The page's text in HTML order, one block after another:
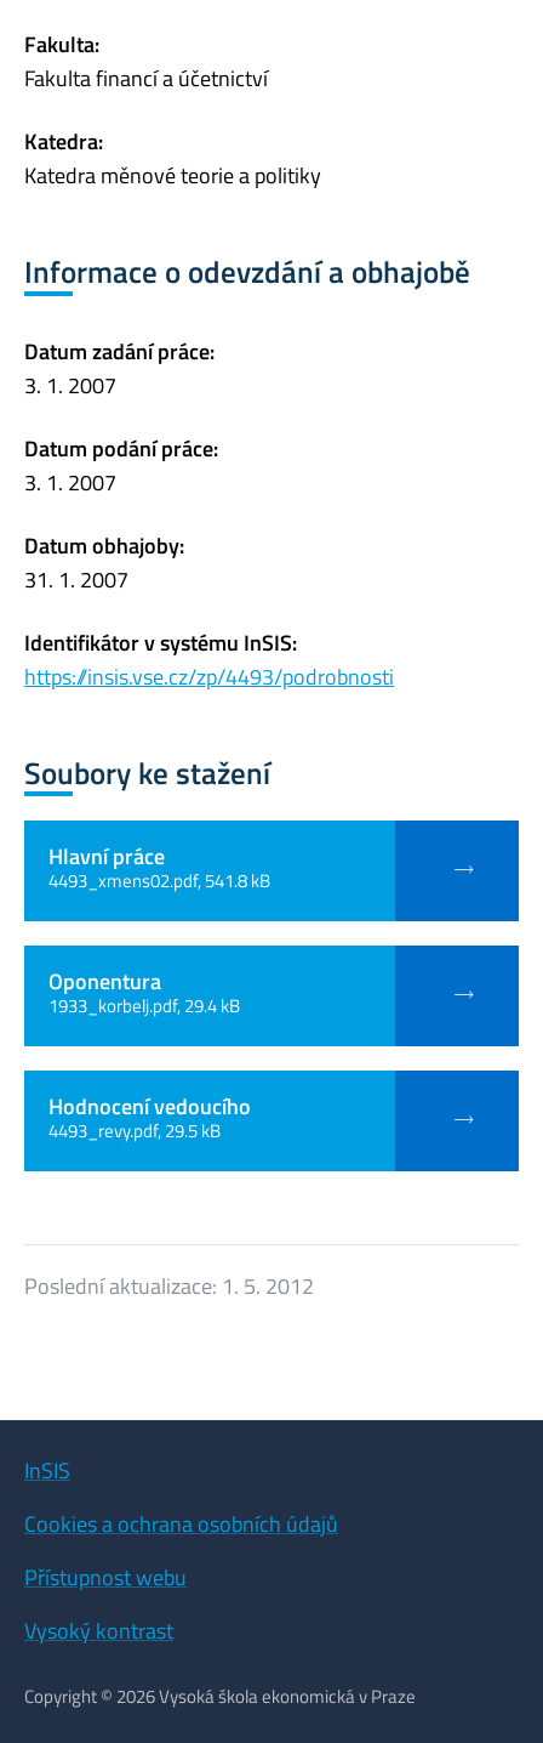
Fakulta:
Fakulta financí a účetnictví
Katedra:
Katedra měnové teorie a politiky
Informace o odevzdání a obhajobě
Datum zadání práce:
3. 1. 2007
Datum podání práce:
3. 1. 2007
Datum obhajoby:
31. 1. 2007
Identifikátor v systému InSIS:
https://insis.vse.cz/zp/4493/podrobnosti
Soubory ke stažení
Hlavní práce
4493_xmens02.pdf, 541.8 kB
Oponentura
1933_korbelj.pdf, 29.4 kB
Hodnocení vedoucího
4493_revy.pdf, 29.5 kB
Poslední aktualizace: 1. 5. 2012
InSIS
Cookies a ochrana osobních údajů
Přístupnost webu
Vysoký kontrast
Copyright © 2026 Vysoká škola ekonomická v Praze